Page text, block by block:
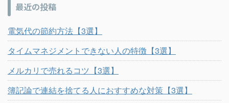
最近の投稿
電気代の節約方法【3選】
タイムマネジメントできない人の特徴【3選】
メルカリで売れるコツ【3選】
簿記論で連結を捨てる人におすすめな対策【3選】